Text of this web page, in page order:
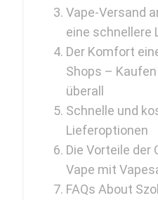
Geek Bar
Glamee
Happy Stiks
HERO
Hi-Drip
Hulk Hogan
Humble
Vape-Versand
eine schnellere
Der Komfort
Shops –
überall
Schnelle und
Lieferoptionen
Die Vorteile der
Vape mit
FAQs About